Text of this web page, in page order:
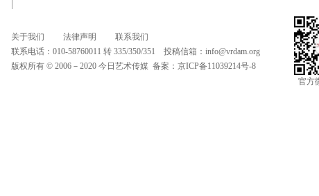
关于我们 法律声明
联系我们
联系电话：010-58760011 转 335/350/351 投稿信箱： info@vrdam.org
版权所有 © 2006－2020 今日艺术传媒 备案： 京ICP备11039214号-8
官方